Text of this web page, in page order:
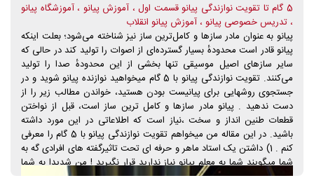
5 گام تا تقویت نوازندگی پیانو قسمت اول ، آموزش پیانو ، آموزشگاه پیانو
، تدریس خصوصی پیانو ، آموزش پیانو انقلاب
پیانو به عنوان مادر سازها و کامل‌ترین ساز نیز شناخته می‌شود؛ بعلت اینکه
پیانو قادر است محدودهٔ بسیار گسترده‌ای از اصوات را تولید کند در حالی که
سایر سازهای اصیل موسیقی تنها بخشی از این محدودهٔ صدا را تولید
می‌کنند. تقویت نوازندگی پیانو با 5 گام میخواهید نوازنده پیانو شوید و در
جستجوی روشهایی برای پیانیست بودن هستید، خواندن مطالب زیر را از
دست ندهید . پیانو مادر سازها و کامل ترین ساز است، قبل از نواختن
قطعات طنین انداز و سخت ،نیاز است که اطلاعاتی در این مورد داشته
باشید. در این مقاله من میخواهم تقویت نوازندگی پیانو با 5 گام را معرفی
کنم . 1) داشتن یک استاد ماهر و حرفه ای تحت تاثیرگفته های افرادی گه به
شما میگویند شما به معلم پیانو نیاز ندارید قرار نگیرید ! من شدیدا به شما
پیشنهاد میکنم که به دنبالیک معلم پیانوی واجد شرایط باشید ! چرا ؟ … نکته